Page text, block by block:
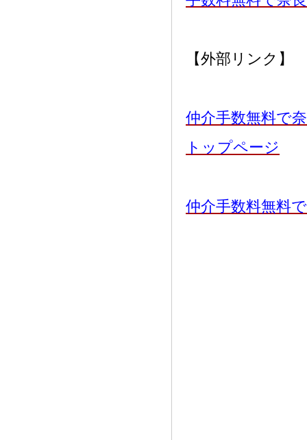
【外部リンク】
仲介手数無料で
トップページ
仲介手数料無料